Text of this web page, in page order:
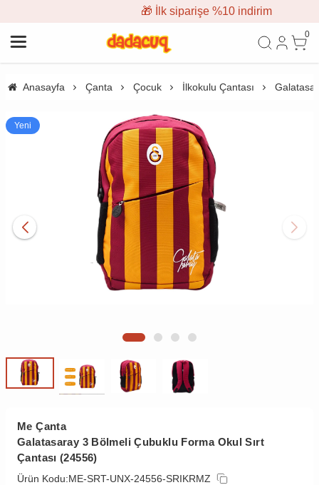
🎁 İlk siparişe %10 indirim
0
Anasayfa Çanta Çocuk İlkokulu Çantası
Yeni
Me Çanta
Galatasaray 3 Bölmeli Çubuklu Forma Okul Sırt
Çantası (24556)
Ürün Kodu:ME-SRT-UNX-24556-SRIKRMZ